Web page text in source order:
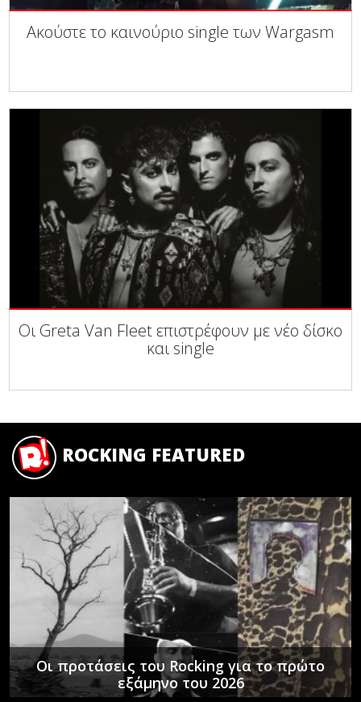
Ακούστε το καινούριο single των Wargasm
Οι Greta Van Fleet επιστρέφουν με νέο δίσκο
και single
ROCKING FEATURED
Οι προτάσεις του Rocking για το πρώτο
εξάμηνο του 2026